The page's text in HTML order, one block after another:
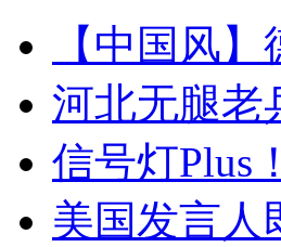
【中国风
河北无腿老
信号灯Plus
美国发言人